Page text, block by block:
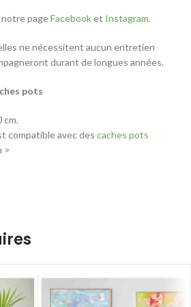
notre pageFacebooket Instagram.
ne nécessitent aucun entretien
durant de longues années.
pots
cm.
compatible avec des caches pots
>